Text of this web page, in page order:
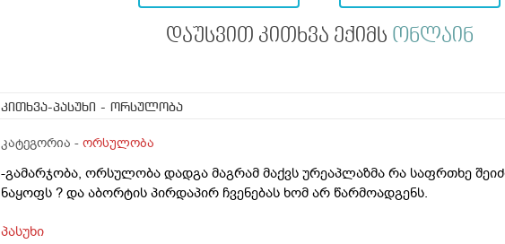
დაუსვით კითხვა ექიმს ონლაინ
კითხვა-პასუხი - ორსულობა
კატეგორია - ორსულობა
-გამარჯობა, ორსულობა დადგა მაგრამ მაქვს ურეაპლაზმა რა საფრთხე
ნაყოფს ? და აბორტის პირდაპირ ჩვენებას ხომ არ წარმოადგენს.
პასუხი